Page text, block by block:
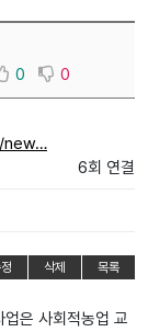
0 0
new…
6회 연결
삭제 목록
은 사회적농업 교